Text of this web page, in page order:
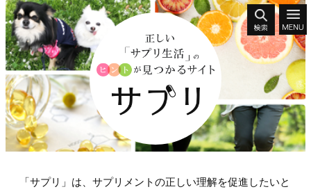
「サプリ」は、サプリメントの正しい理解を促進したいと